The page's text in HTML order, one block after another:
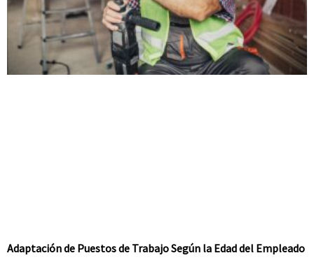
Adaptación de Puestos de Trabajo Según la Edad del Empleado